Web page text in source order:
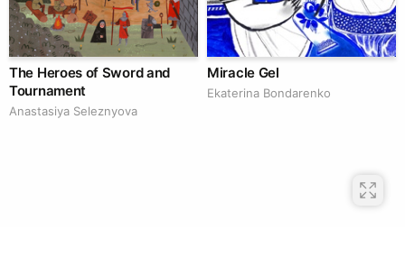
The Heroes of Sword and
Tournament
Anastasiya Seleznyova
Miracle Gel
Ekaterina Bondarenko